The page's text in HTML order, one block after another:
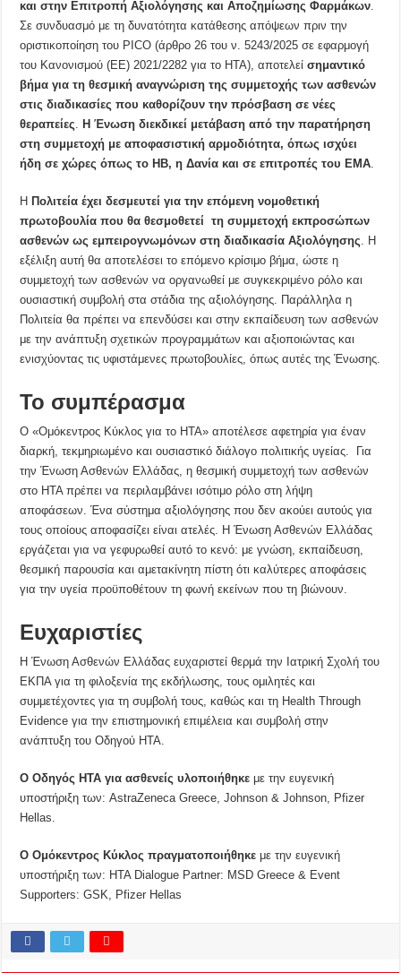
και στην Επιτροπή Αξιολόγησης και Αποζημίωσης Φαρμάκων
Σε συνδυασμό με τη δυνατότητα κατάθεσης απόψεων πριν την
οριστικοποίηση του PICO (άρθρο 26 του ν. 5243/2025 σε εφαρμογή
του Κανονισμού (ΕΕ) 2021/2282 για το HTA), αποτελείσημαντικό
βήμα για τη θεσμική αναγνώριση της συμμετοχής των ασθενών
στις διαδικασίες που καθορίζουν την πρόσβαση σε νέες
θεραπείες .Η Ένωση διεκδικεί μετάβαση από την παρατήρηση
στη συμμετοχή με αποφασιστική αρμοδιότητα, όπως ισχύει
ήδη σε χώρες όπως το ΗΒ, η Δανία και σε επιτροπές του ΕΜΑ
ΗΠολιτεία έχει δεσμευτεί για την επόμενη νομοθετική
πρωτοβουλία που θα θεσμοθετεί τη συμμετοχή εκπροσώπων
ασθενών ως εμπειρογνωμόνων στη διαδικασία Αξιολόγησης . Η
εξέλιξη αυτή θα αποτελέσει το επόμενο κρίσιμο βήμα, ώστε η
συμμετοχή των ασθενών να οργανωθεί με συγκεκριμένο ρόλο και
ουσιαστική συμβολή στα στάδια της αξιολόγησης. Παράλληλα η
Πολιτεία θα πρέπει να επενδύσει και στην εκπαίδευση των ασθενών
με την ανάπτυξη σχετικών προγραμμάτων και αξιοποιώντας και
ενισχύοντας τις υφιστάμενες πρωτοβουλίες, όπως αυτές της Ένωσης.
Το συμπέρασμα
Ο «Ομόκεντρος Κύκλος για το HTA» αποτέλεσε αφετηρία για έναν
διαρκή, τεκμηριωμένο και ουσιαστικό διάλογο πολιτικής υγείας. Για
την Ένωση Ασθενών Ελλάδας, η θεσμική συμμετοχή των ασθενών
στο HTA πρέπει να περιλαμβάνει ισότιμο ρόλο στη λήψη
αποφάσεων. Ένα σύστημα αξιολόγησης που δεν ακούει αυτούς για
τους οποίους αποφασίζει είναι ατελές. Η Ένωση Ασθενών Ελλάδας
εργάζεται για να γεφυρωθεί αυτό το κενό: με γνώση, εκπαίδευση,
θεσμική παρουσία και αμετακίνητη πίστη ότι καλύτερες αποφάσεις
για την υγεία προϋποθέτουν τη φωνή εκείνων που τη βιώνουν.
Ευχαριστίες
Η Ένωση Ασθενών Ελλάδας ευχαριστεί θερμά την Ιατρική Σχολή του
ΕΚΠΑ για τη φιλοξενία της εκδήλωσης, τους ομιλητές και
συμμετέχοντες για τη συμβολή τους, καθώς και τη Health Through
Evidence για την επιστημονική επιμέλεια και συμβολή στην
ανάπτυξη του Οδηγού HTA.
Ο Οδηγός HTA για ασθενείς υλοποιήθηκε με την ευγενική
υποστήριξη των: AstraZeneca Greece, Johnson & Johnson, Pfizer
Hellas.
Ο Ομόκεντρος Κύκλος πραγματοποιήθηκε με την ευγενική
υποστήριξη των: HTA Dialogue Partner: MSD Greece & Event
Supporters: GSK, Pfizer Hellas